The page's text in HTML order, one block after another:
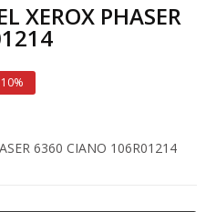
XEROX PHASER
6360 CIANO 106R01214